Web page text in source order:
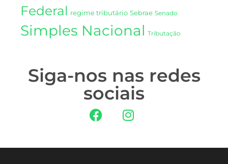
Federal regime tributário Sebrae Senado
Simples Nacional Tributação
Siga-nos nas redes
sociais